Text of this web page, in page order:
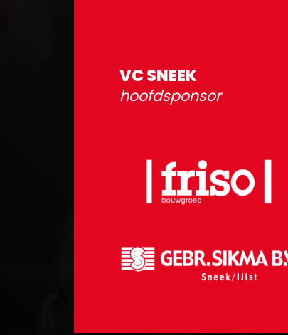
VC SNEEK
hoofdsponsor